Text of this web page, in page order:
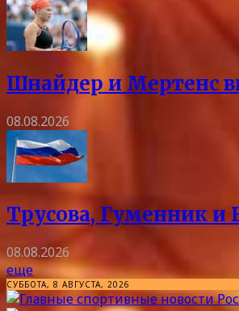
Шнайдер и Мертенс
08.08.2026
Трусова, Гуменник и
08.08.2026
еще
СУББОТА, 8 АВГУСТА, 2026